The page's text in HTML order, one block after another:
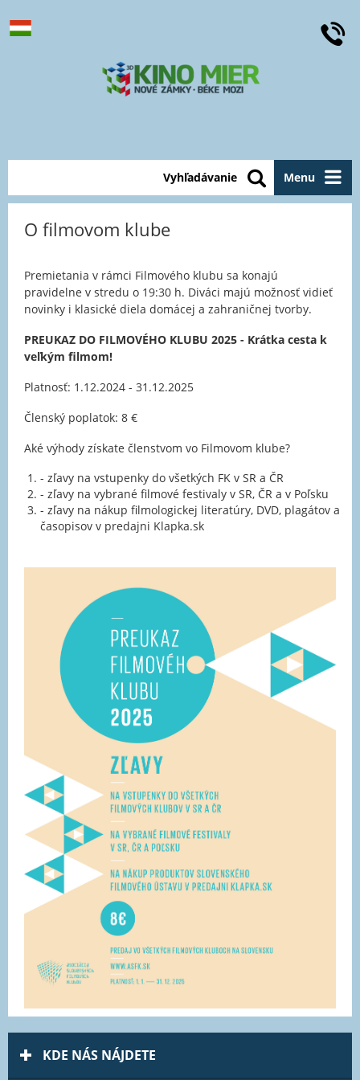
Menu
Vyhľadávanie
O filmovom klube
Premietania v rámci Filmového klubu sa konajú
pravidelne v stredu o 19:30 h. Diváci majú možnosť vidieť
novinky i klasické diela domácej a zahraničnej tvorby.
PREUKAZ DO FILMOVÉHO KLUBU 2025 - Krátka cesta k
veľkým filmom!
Platnosť: 1.12.2024 - 31.12.2025
Členský poplatok: 8 €
Aké výhody získate členstvom vo Filmovom klube?
- zľavy na vstupenky do všetkých FK v SR a ČR
- zľavy na vybrané filmové festivaly v SR, ČR a v Poľsku
- zľavy na nákup filmologickej literatúry, DVD, plagátov a
časopisov v predajni Klapka.sk
KDE NÁS NÁJDETE